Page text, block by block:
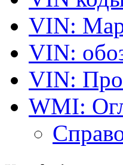
VIN:
VIN:
VIN:
WMI: